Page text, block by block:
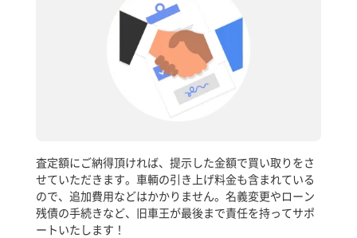
査定額にご納得頂ければ、提示した金額で買い取りをさ
せていただきます。車輌の引き上げ料金も含まれている
ので、追加費用などはかかりません。名義変更やローン
残債の手続きなど、旧車王が最後まで責任を持ってサポ
ートいたします！